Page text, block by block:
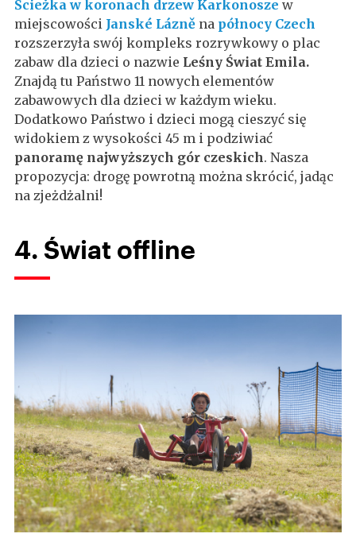
Ścieżka w koronach drzew Karkonosze w
miejscowości Janské Lázně na północy Czech
rozszerzyła swój kompleks rozrywkowy o plac
zabaw dla dzieci o nazwie Leśny Świat Emila.
Znajdą tu Państwo 11 nowych elementów
zabawowych dla dzieci w każdym wieku.
Dodatkowo Państwo i dzieci mogą cieszyć się
widokiem z wysokości 45 m i podziwiać
panoramę najwyższych gór czeskich. Nasza
propozycja: drogę powrotną można skrócić, jadąc
na zjeżdżalni!
4. Świat offline